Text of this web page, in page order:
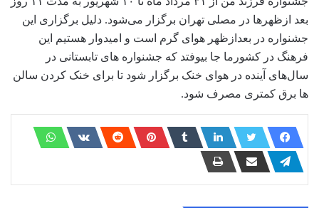
بعد ازظهرها در مصلی تهران برگزار می‌شود‌. دلیل برگزاری این
جشنواره در بعدازظهر هوای گرم است و امیدوار هستیم این
فرهنگ در کشورما جا بیوفتد که جشنواره های تابستانی در
سال‌های آینده در هوای خنک برگزار شود تا برای خنک کردن سالن
ها برق کمتری مصرف شود.